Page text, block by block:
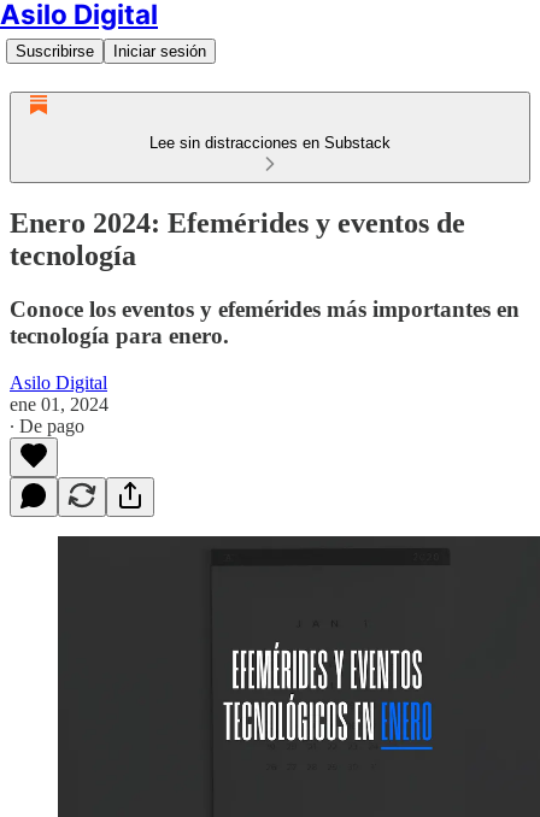
Asilo Digital
Suscribirse Iniciar sesión
Lee sin distracciones en Substack
Enero 2024: Efemérides y eventos de
tecnología
Conoce los eventos y efemérides más importantes en
tecnología para enero.
Asilo Digital
ene 01, 2024
∙ De pago